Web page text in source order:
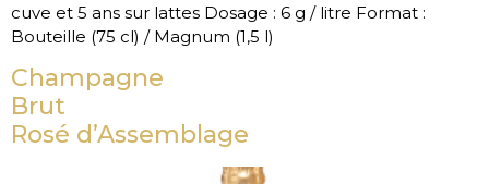
cuve et 5 ans sur lattes Dosage : 6 g / litre Format :
Bouteille (75 cl) / Magnum (1,5 l)
Champagne
Brut
Rosé d’Assemblage